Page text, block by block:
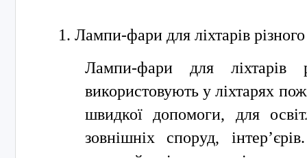
Лампи-фари для ліхтарів
Лампи-фари для ліхтарів
використовують у ліхтарях
швидкої допомоги, для
зовнішніх споруд,